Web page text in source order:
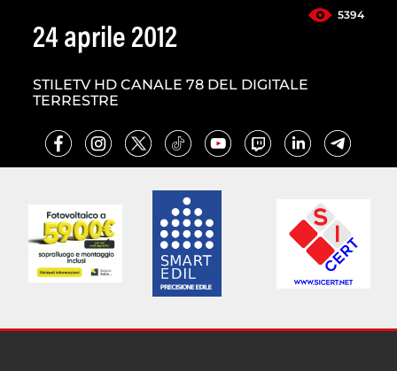
5394
24 aprile 2012
STILETV HD CANALE 78 DEL DIGITALE
TERRESTRE